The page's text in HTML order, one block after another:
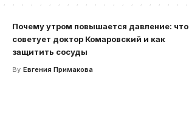
Почему утром повышается давление: что
советует доктор Комаровский и как
защитить сосуды
By Евгения Примакова